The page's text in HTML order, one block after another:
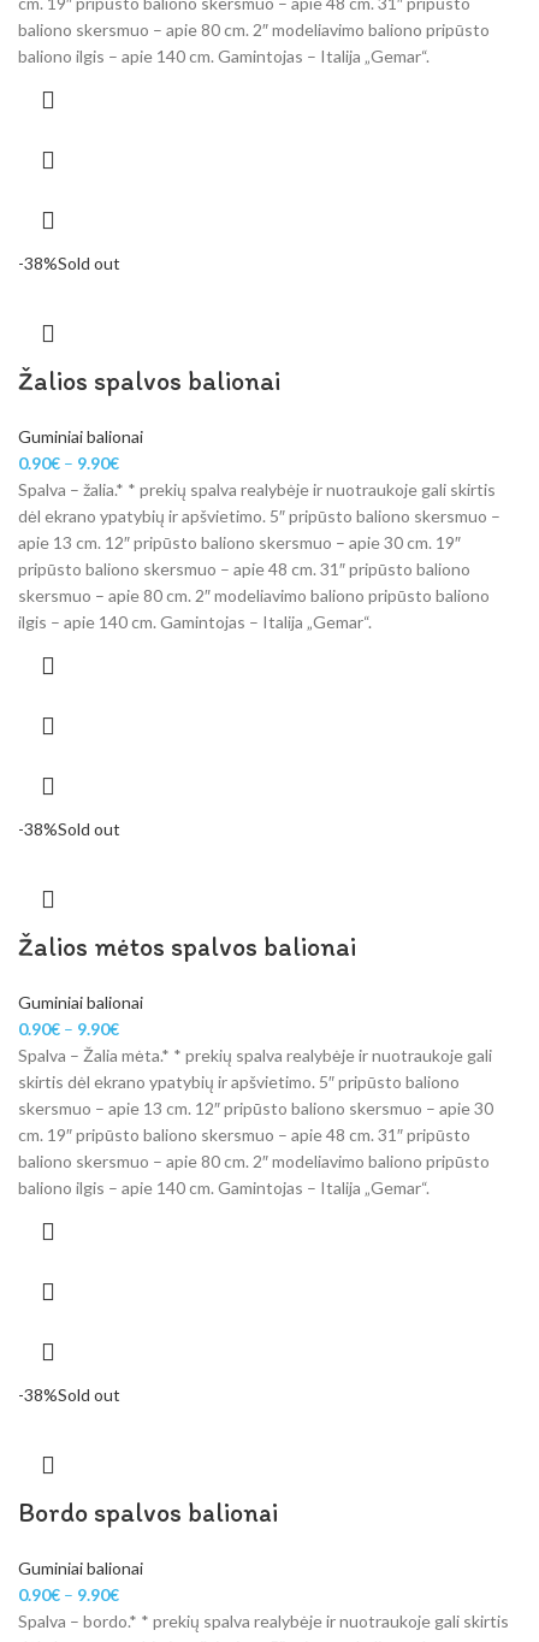
baliono skersmuo – apie 80 cm. 2″ modeliavimo baliono pripūsto
baliono ilgis – apie 140 cm. Gamintojas – Italija „Gemar“.
-38%Sold out
Žalios spalvos balionai
Guminiai balionai
0.90€ – 9.90€
Spalva – žalia.* * prekių spalva realybėje ir nuotraukoje gali skirtis
dėl ekrano ypatybių ir apšvietimo. 5″ pripūsto baliono skersmuo –
apie 13 cm. 12″ pripūsto baliono skersmuo – apie 30 cm. 19″
pripūsto baliono skersmuo – apie 48 cm. 31″ pripūsto baliono
skersmuo – apie 80 cm. 2″ modeliavimo baliono pripūsto baliono
ilgis – apie 140 cm. Gamintojas – Italija „Gemar“.
-38%Sold out
Žalios mėtos spalvos balionai
Guminiai balionai
0.90€ – 9.90€
Spalva – Žalia mėta.* * prekių spalva realybėje ir nuotraukoje gali
skirtis dėl ekrano ypatybių ir apšvietimo. 5″ pripūsto baliono
skersmuo – apie 13 cm. 12″ pripūsto baliono skersmuo – apie 30
cm. 19″ pripūsto baliono skersmuo – apie 48 cm. 31″ pripūsto
baliono skersmuo – apie 80 cm. 2″ modeliavimo baliono pripūsto
baliono ilgis – apie 140 cm. Gamintojas – Italija „Gemar“.
-38%Sold out
Bordo spalvos balionai
Guminiai balionai
0.90€ – 9.90€
Spalva – bordo.* * prekių spalva realybėje ir nuotraukoje gali skirtis